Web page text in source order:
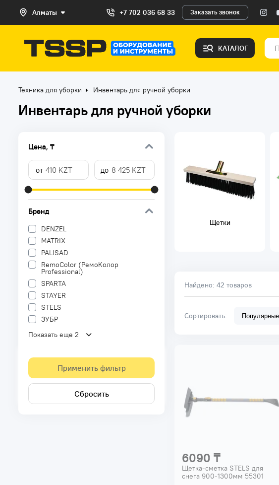
Алматы +7 702 036 68 33 Заказать звонок
КАТАЛОГ
Техника для уборки Инвентарь для ручной уборки
Инвентарь для ручной уборки
Цена, ₸
Бренд
DENZEL
MATRIX
PALISAD
RemoColor (РемоКолор
Professional)
SPARTA
STAYER
STELS
ЗУБР
Показать еще 2
Применить фильтр
Сбросить
Щетки
Найдено: 42 товаров
Сортировать:
6090 ₸
Щетка-сметка STELS для
снега 900-1300мм 55301